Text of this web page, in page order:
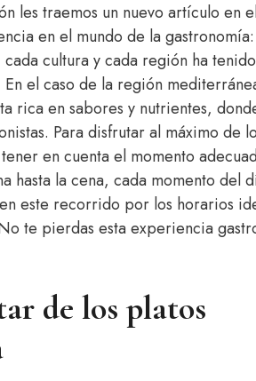
les traemos un nuevo artículo en
en el mundo de la
cultura y cada región ha
el caso de la región
rica en sabores y nutrientes,
Para disfrutar al máximo de
en cuenta el momento
hasta la cena, cada momento del
este recorrido por los horarios
te pierdas esta experiencia
de los platos